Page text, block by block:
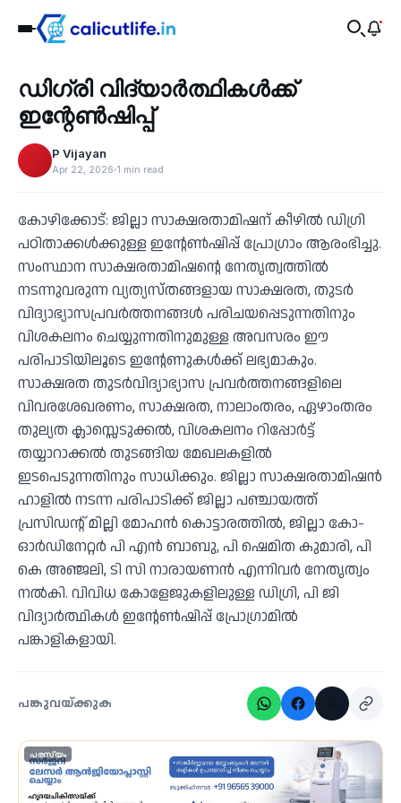
‹
Education
ഡിഗ്രി വിദ്യാര്‍ത്ഥികള്‍ക്ക്
ഇന്റേണ്‍ഷിപ്പ്
P Vijayan
Apr 22, 2026 1 min read
കോഴിക്കോട്: ജില്ലാ സാക്ഷരതാമിഷന് കീഴില്‍ ഡിഗ്രി
പഠിതാക്കള്‍ക്കുള്ള ഇന്റേണ്‍ഷിപ്പ് പ്രോഗ്രാം ആരംഭിച്ചു.
സംസ്ഥാന സാക്ഷരതാമിഷന്റെ നേതൃത്വത്തില്‍
നടന്നുവരുന്ന വ്യത്യസ്തങ്ങളായ സാക്ഷരത, തുടര്‍
വിദ്യാഭ്യാസപ്രവര്‍ത്തനങ്ങള്‍ പരിചയപ്പെടുന്നതിനും
വിശകലനം ചെയ്യുന്നതിനുമുള്ള അവസരം ഈ
പരിപാടിയിലൂടെ ഇന്റേണുകള്‍ക്ക് ലഭ്യമാകും.
സാക്ഷരത തുടര്‍വിദ്യാഭ്യാസ പ്രവര്‍ത്തനങ്ങളിലെ
വിവരശേഖരണം, സാക്ഷരത, നാലാംതരം, ഏഴാംതരം
തുല്യത ക്ലാസ്സെടുക്കല്‍, വിശകലനം റിപ്പോര്‍ട്ട്
തയ്യാറാക്കല്‍ തുടങ്ങിയ മേഖലകളില്‍
ഇടപെടുന്നതിനും സാധിക്കും. ജില്ലാ സാക്ഷരതാമിഷന്‍
ഹാളില്‍ നടന്ന പരിപാടിക്ക് ജില്ലാ പഞ്ചായത്ത്
പ്രസിഡന്റ് മില്ലി മോഹന്‍ കൊട്ടാരത്തില്‍, ജില്ലാ കോ-
ഓര്‍ഡിനേറ്റര്‍ പി എന്‍ ബാബു, പി ഷെമിത കുമാരി, പി
കെ അഞ്ജലി, ടി സി നാരായണന്‍ എന്നിവര്‍ നേതൃത്വം
നൽകി. വിവിധ കോളേജുകളിലുള്ള ഡിഗ്രി, പി ജി
വിദ്യാര്‍ത്ഥികള്‍ ഇന്റേണ്‍ഷിപ്പ് പ്രോഗ്രാമില്‍
പങ്കാളികളായി.
പങ്കുവയ്ക്കുക
പരസ്യം